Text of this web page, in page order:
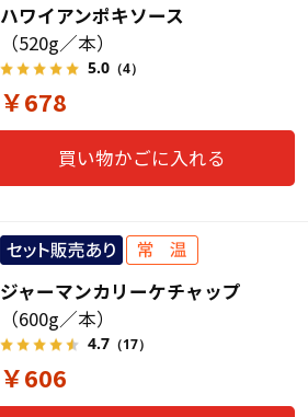
ハワイアンポキソース
（520g／本）
5.0（4）
￥678
買い物かごに入れる
ジャーマンカリーケチャップ
（600g／本）
4.7（17）
￥606